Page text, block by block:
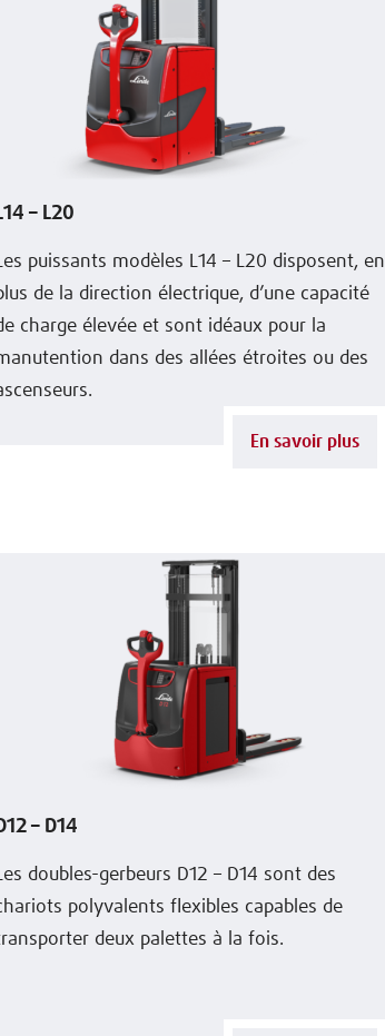
– L20
puissants modèles L14 – L20 disposent, en
de la direction électrique, d’une capacité
charge élevée et sont idéaux pour la
dans des allées étroites ou des
En savoir plus
– D14
doubles-gerbeurs D12 – D14 sont des
polyvalents flexibles capables de
deux palettes à la fois.